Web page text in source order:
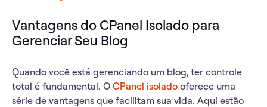
Vantagens do CPanel Isolado para
Gerenciar Seu Blog
Quando você está gerenciando um blog, ter controle
total é fundamental. O CPanel isolado oferece uma
série de vantagens que facilitam sua vida. Aqui estão